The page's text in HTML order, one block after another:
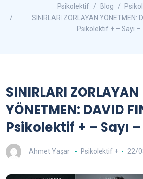
Psikolektif Blog
SINIRLARI ZORLAYAN YÖNETMEN:
Psikolektif + – Sayı –
SINIRLARI ZORLAYAN
YÖNETMEN: DAVID
Psikolektif + – Sayı –
Ahmet Yaşar Psikolektif + 22/